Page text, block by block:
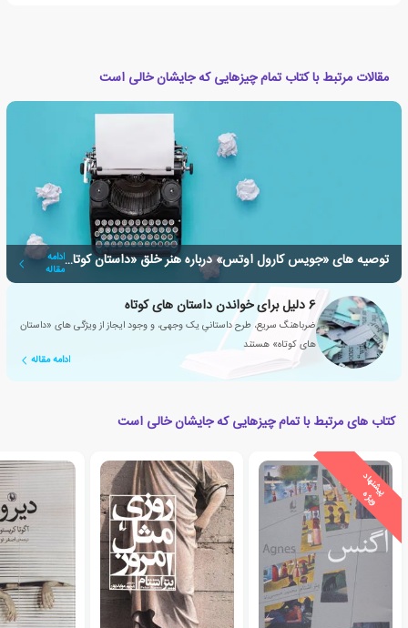
مقالات مرتبط با کتاب تمام چیزهایی که جایشان خالی است
توصیه های «جویس کارول اوتس» درباره هنر خلق «داستان کوتاه»ادامه
مقاله
6 دلیل برای خواندن داستان های کوتاه
ضرباهنگ سریع، طرح داستانیِ یک وجهی، و وجود ایجاز از ویژگی های «داستان
های کوتاه» هستند
ادامه مقاله
کتاب های مرتبط با تمام چیزهایی که جایشان خالی است
پ
ی
ش
ن
ه
ا
د
و
ی
ژ
ه